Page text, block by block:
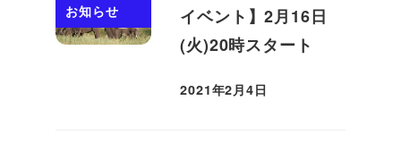
お知らせ
イベント】2月16日
(火)20時スタート
投稿日
2021年2月4日